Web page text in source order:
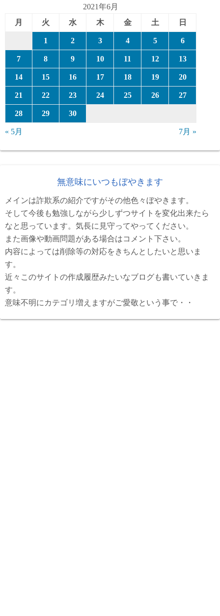
2021年6月
月
火 水 木 金 土 日
1 2 3 4 5 6
7 8 9 10 11 12 13
14 15 16 17 18 19 20
21 22 23 24 25 26 27
28 29 30
« 5月 7月 »
無意味にいつもぼやきます
メインは詐欺系の紹介ですがその他色々ぼやきます。
そして今後も勉強しながら少しずつサイトを変化出来たら
なと思っています。気長に見守ってやってください。
また画像や動画問題がある場合はコメント下さい。
内容によっては削除等の対応をきちんとしたいと思いま
す。
近々このサイトの作成履歴みたいなブログも書いていきま
す。
意味不明にカテゴリ増えますがご愛敬という事で・・